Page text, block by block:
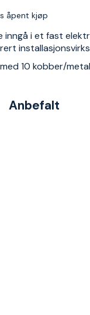
åpent kjøp
inngå i et fast
10 kobber/
Anbefalt